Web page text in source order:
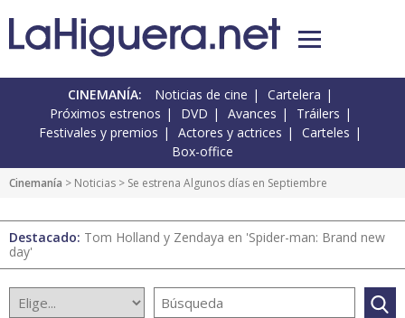
CINEMANÍA: Noticias de cine
Cartelera
Próximos estrenos
DVD Avances
Tráilers
Festivales y premios
Actores y actrices
Carteles
Box-office
Cinemanía > Noticias > Se estrena Algunos días en Septiembre
Destacado: Tom Holland y Zendaya en 'Spider-man: Brand new
day'